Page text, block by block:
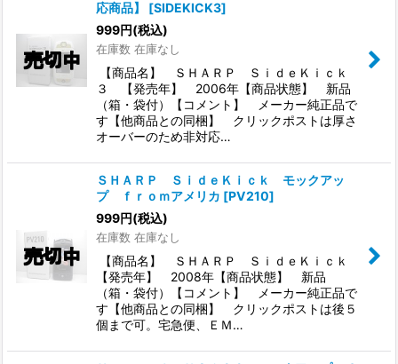
応商品】 [SIDEKICK3]
999円(税込)
在庫数 在庫なし
【商品名】 ＳＨＡＲＰ ＳｉｄｅＫｉｃｋ
３ 【発売年】 2006年【商品状態】 新品
（箱・袋付）【コメント】 メーカー純正品で
す【他商品との同梱】 クリックポストは厚さ
オーバーのため非対応…
ＳＨＡＲＰ ＳｉｄｅＫｉｃｋ モックアッ
プ ｆｒｏｍアメリカ [PV210]
999円(税込)
在庫数 在庫なし
【商品名】 ＳＨＡＲＰ ＳｉｄｅＫｉｃｋ
【発売年】 2008年【商品状態】 新品
（箱・袋付）【コメント】 メーカー純正品で
す【他商品との同梱】 クリックポストは後５
個まで可。宅急便、ＥＭ…